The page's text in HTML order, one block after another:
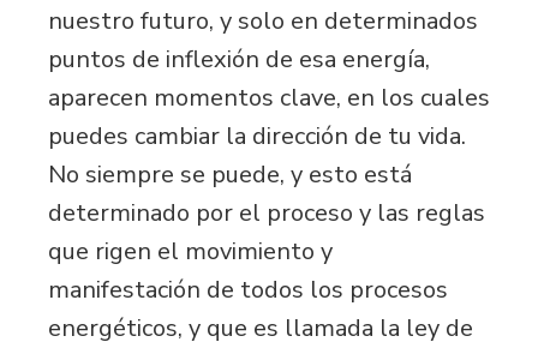
nuestro futuro, y solo en determinados
puntos de inflexión de esa energía,
aparecen momentos clave, en los cuales
puedes cambiar la dirección de tu vida.
No siempre se puede, y esto está
determinado por el proceso y las reglas
que rigen el movimiento y
manifestación de todos los procesos
energéticos, y que es llamada la ley de